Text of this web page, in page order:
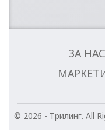
ЗА НАС
© 2026 - Трилинг. All